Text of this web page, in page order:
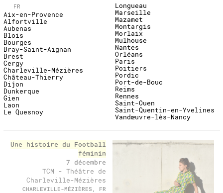
FR
Aix-en-Provence
Alfortville
Aubenas
Blois
Bourges
Bray-Saint-Aignan
Brest
Cergy
Charleville-Mézières
Château-Thierry
Dijon
Dunkerque
Gien
Laon
Le Quesnoy
Longueau
Marseille
Mazamet
Montargis
Morlaix
Mulhouse
Nantes
Orléans
Paris
Poitiers
Pordic
Port-de-Bouc
Reims
Rennes
Saint-Ouen
Saint-Quentin-en-Yvelines
Vandœuvre-lès-Nancy
past
Une histoire du Football
féminin
7 décembre
TCM - Théâtre de
Charleville-Mézières
CHARLEVILLE-MÉZIÈRES, FR